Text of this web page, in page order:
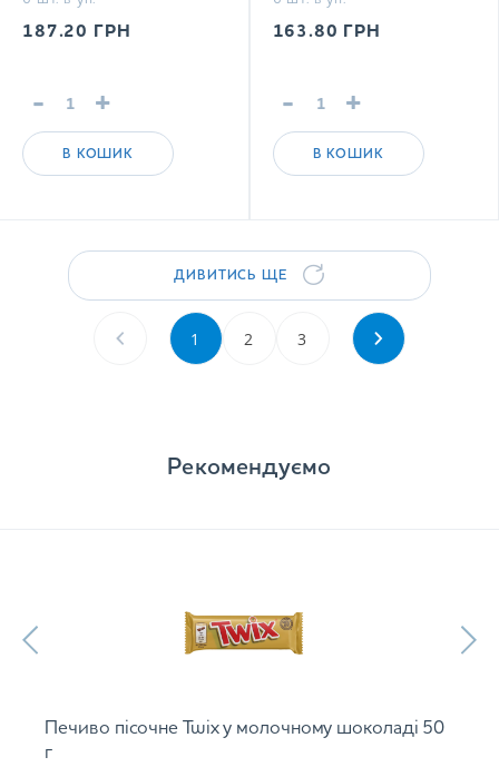
187.20 ГРН
- +
В КОШИК
163.80 ГРН
- +
В КОШИК
ДИВИТИСЬ ЩЕ
1 2 3
Рекомендуємо
Печиво пісочне Twix у молочному шоколаді 50
г